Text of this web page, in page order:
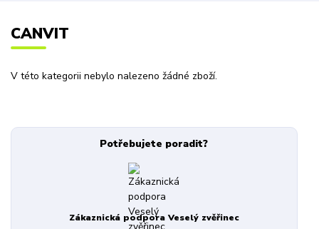
CANVIT
V této kategorii nebylo nalezeno žádné zboží.
Potřebujete poradit?
Zákaznická podpora Veselý zvěřinec